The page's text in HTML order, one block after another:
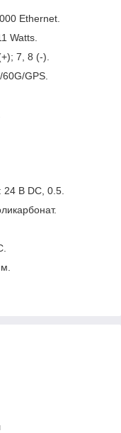
Ethernet.
Watts.
7, 8 (-).
GPS.
24 В DC, 0.5.